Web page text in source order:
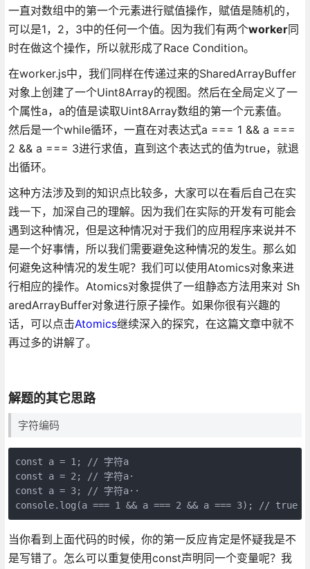
一直对数组中的第一个元素进行赋值操作，赋值是随机的，
可以是1，2，3中的任何一个值。因为我们有两个worker同
时在做这个操作，所以就形成了Race Condition。
在worker.js中，我们同样在传递过来的SharedArrayBuffer
对象上创建了一个Uint8Array的视图。然后在全局定义了一
个属性a，a的值是读取Uint8Array数组的第一个元素值。
然后是一个while循环，一直在对表达式a === 1 && a ===
2 && a === 3进行求值，直到这个表达式的值为true，就退
出循环。
这种方法涉及到的知识点比较多，大家可以在看后自己在实
践一下，加深自己的理解。因为我们在实际的开发有可能会
遇到这种情况，但是这种情况对于我们的应用程序来说并不
是一个好事情，所以我们需要避免这种情况的发生。那么如
何避免这种情况的发生呢？我们可以使用Atomics对象来进
行相应的操作。Atomics对象提供了一组静态方法用来对 Sh
aredArrayBuffer对象进行原子操作。如果你很有兴趣的
话，可以点击Atomics继续深入的探究，在这篇文章中就不
再过多的讲解了。
解题的其它思路
字符编码
const a = 1; // 字符a
const a‍ = 2; // 字符a·
const a‍‍ = 3; // 字符a··
console.log(a === 1 && a‍ === 2 && a‍‍ === 3); // true
当你看到上面代码的时候，你的第一反应肯定是怀疑我是不
是写错了。怎么可以重复使用const声明同一个变量呢？我